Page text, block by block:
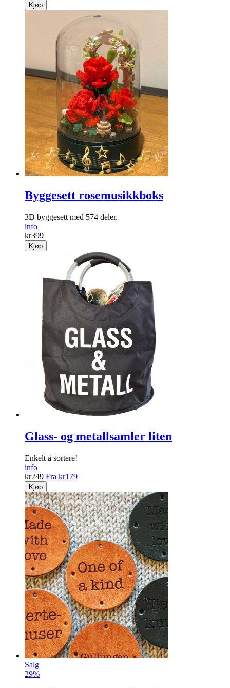
Kjøp
Byggesett rosemusikkboks
3D byggesett med 574 deler.
info
kr399
Kjøp
Glass- og metallsamler liten
Enkelt å sortere!
info
kr249 Fra kr179
Kjøp
Salg
29%